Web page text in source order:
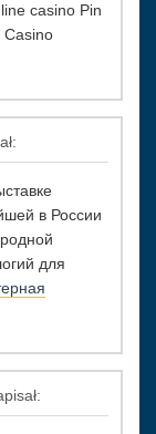
casino Pin
Casino
в России
для